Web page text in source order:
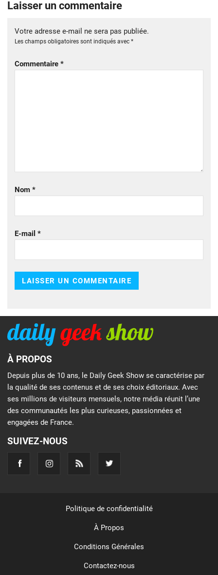
Laisser un commentaire
Votre adresse e-mail ne sera pas publiée.
Les champs obligatoires sont indiqués avec *
Commentaire *
Nom *
E-mail *
À PROPOS
Depuis plus de 10 ans, le Daily Geek Show se caractérise par
la qualité de ses contenus et de ses choix éditoriaux. Avec
ses millions de visiteurs mensuels, notre média réunit l’une
des communautés les plus curieuses, passionnées et
engagées de France.
SUIVEZ-NOUS
Politique de confidentialité
À Propos
Conditions Générales
Contactez-nous